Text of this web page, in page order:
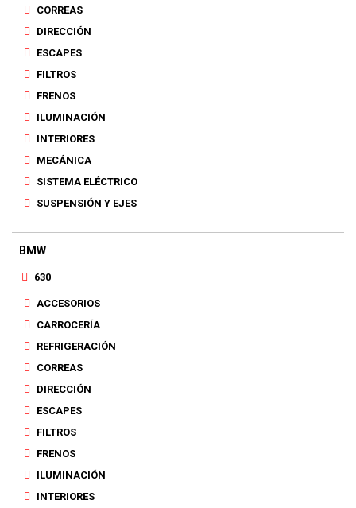
CORREAS
DIRECCIÓN
ESCAPES
FILTROS
FRENOS
ILUMINACIÓN
INTERIORES
MECÁNICA
SISTEMA ELÉCTRICO
SUSPENSIÓN Y EJES
BMW
630
ACCESORIOS
CARROCERÍA
REFRIGERACIÓN
CORREAS
DIRECCIÓN
ESCAPES
FILTROS
FRENOS
ILUMINACIÓN
INTERIORES